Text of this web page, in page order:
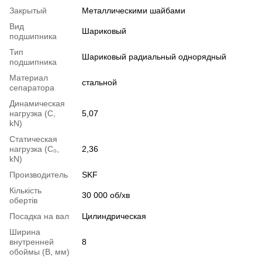
Закрытый
Металлическими шайбами
Вид
подшипника
Шариковый
Тип
подшипника
Шариковый радиальный однорядный
Материал
сепаратора
стальной
Динамическая
нагрузка (С,
kN)
5,07
Статическая
нагрузка (С₀,
kN)
2,36
Производитель
SKF
Кількість
обертів
30 000 об/хв
Посадка на вал
Цилиндрическая
Ширина
внутренней
обоймы (В, мм)
8